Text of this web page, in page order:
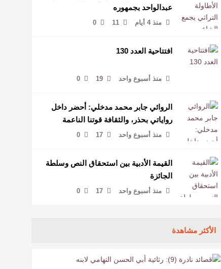
عبدالواحد بجمهوره
منذ 4 أيام 11
0
افتتاحية العدد 130
منذ أسبوع واحد 19
0
الروائي جابر محمد مدخلي: أحضر داخل
رواياتي بحذر، والثقافة قوتنا الناعمة
لمخاطبة العالم.
منذ أسبوع واحد 17
0
القيمة الأدبية بين استحقاق النص وسلطة
الجائزة
منذ أسبوع واحد 17
0
الأكثر مشاهدة